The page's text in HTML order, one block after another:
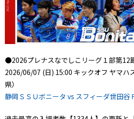
●2026プレナスなでしこリーグ１部第12
2026/06/07 (日) 15:00 キックオフ ヤマハ
県）
静岡ＳＳＵボニータ vs スフィーダ世田谷